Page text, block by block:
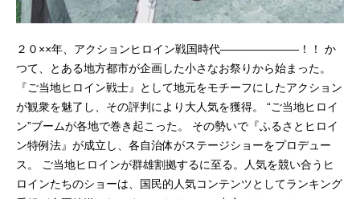
２０××年、アクションヒロイン戦国時代―――――――！！ か
つて、とある地方都市が企画した小さなお祭りから始まった。
『ご当地ヒロイン戦士』として地元をモチーフにしたアクション
が観衆を魅了し、その評判により大人気を獲得。 “ご当地ヒロイ
ン”ブームが各地で巻き起こった。 その勢いで『ふるさとヒロイ
ン特例法』が成立し、各自治体がステージショーをプロデュー
ス。 ご当地ヒロインが群雄割拠するに至る。人気を競い合うヒ
ロインたちのショーは、国民的人気コンテンツとしてランキング